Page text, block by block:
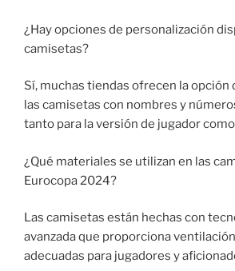
¿Hay opciones de personalización
camisetas?
Sí, muchas tiendas ofrecen la opción
las camisetas con nombres y
tanto para la versión de jugador
¿Qué materiales se utilizan en las
Eurocopa 2024?
Las camisetas están hechas con
avanzada que proporciona
adecuadas para jugadores y